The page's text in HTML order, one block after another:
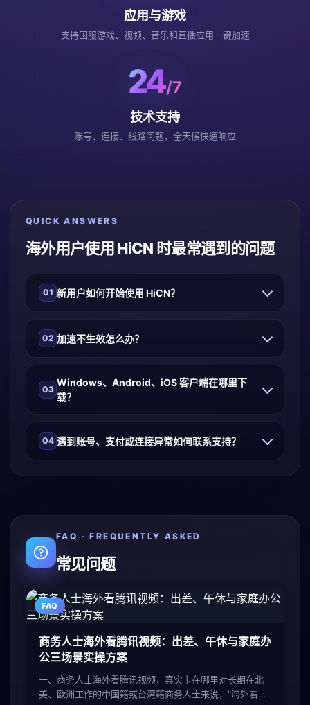
应用与游戏
支持国服游戏、视频、音乐和直播应用一键加速
24/7
技术支持
账号、连接、线路问题，全天候快速响应
QUICK ANSWERS
海外用户使用 HiCN 时最常遇到的问题
01 新用户如何开始使用 HiCN？
02 加速不生效怎么办？
03
Windows、Android、iOS 客户端在哪里下
载？
04 遇到账号、支付或连接异常如何联系支持？
FAQ · FREQUENTLY ASKED
常见问题
FAQ
商务人士海外看腾讯视频：出差、午休与家庭办
公三场景实操方案
一、商务人士海外看腾讯视频，真实卡在哪里对长期在北
美、欧洲工作的中国籍或台湾籍商务人士来说，"海外看腾